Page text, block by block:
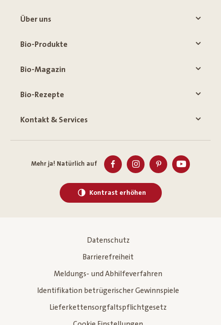
Über uns
Bio-Produkte
Bio-Magazin
Bio-Rezepte
Kontakt & Services
Mehr ja! Natürlich auf
Kontrast erhöhen
Datenschutz
Barrierefreiheit
Meldungs- und Abhilfeverfahren
Identifikation betrügerischer Gewinnspiele
Lieferkettensorgfaltspflichtgesetz